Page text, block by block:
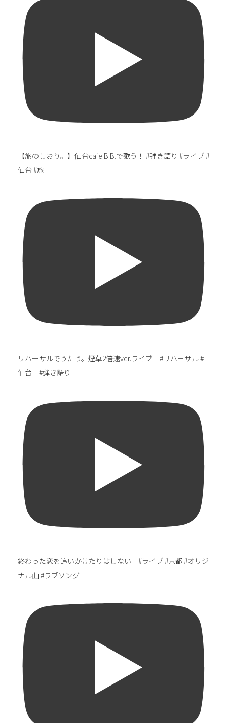
【旅のしおり。】仙台cafe B.B.で歌う！ #弾き語り #ライブ #
仙台 #旅
リハーサルでうたう。煙草2倍速ver.ライブ #リハーサル #
仙台 #弾き語り
終わった恋を追いかけたりはしない #ライブ #京都 #オリジ
ナル曲 #ラブソング